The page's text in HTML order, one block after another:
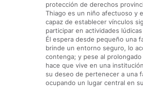
protección de derechos
Thiago es un niño afectuoso y
capaz de establecer vínculos
participar en actividades
Él espera desde pequeño una
brinde un entorno seguro, lo
contenga; y pese al
hace que vive en una
su deseo de pertenecer a una
ocupando un lugar central en